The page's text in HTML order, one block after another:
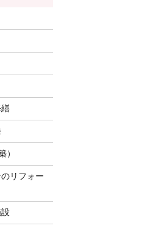
）
リフォー